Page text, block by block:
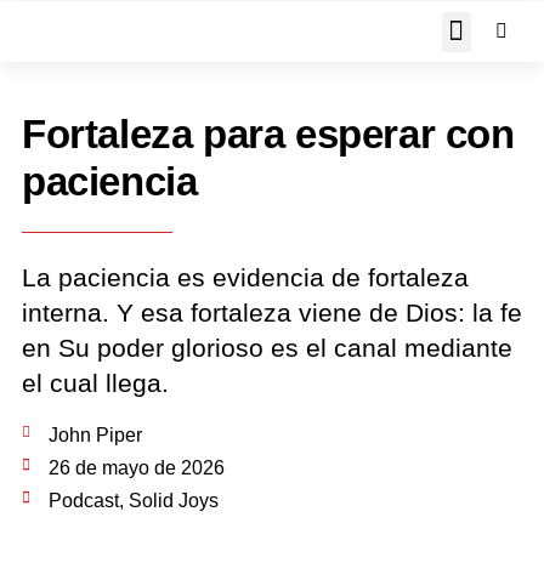
Fortaleza para esperar con
paciencia
La paciencia es evidencia de fortaleza
interna. Y esa fortaleza viene de Dios: la fe
en Su poder glorioso es el canal mediante
el cual llega.
John Piper
26 de mayo de 2026
Podcast, Solid Joys